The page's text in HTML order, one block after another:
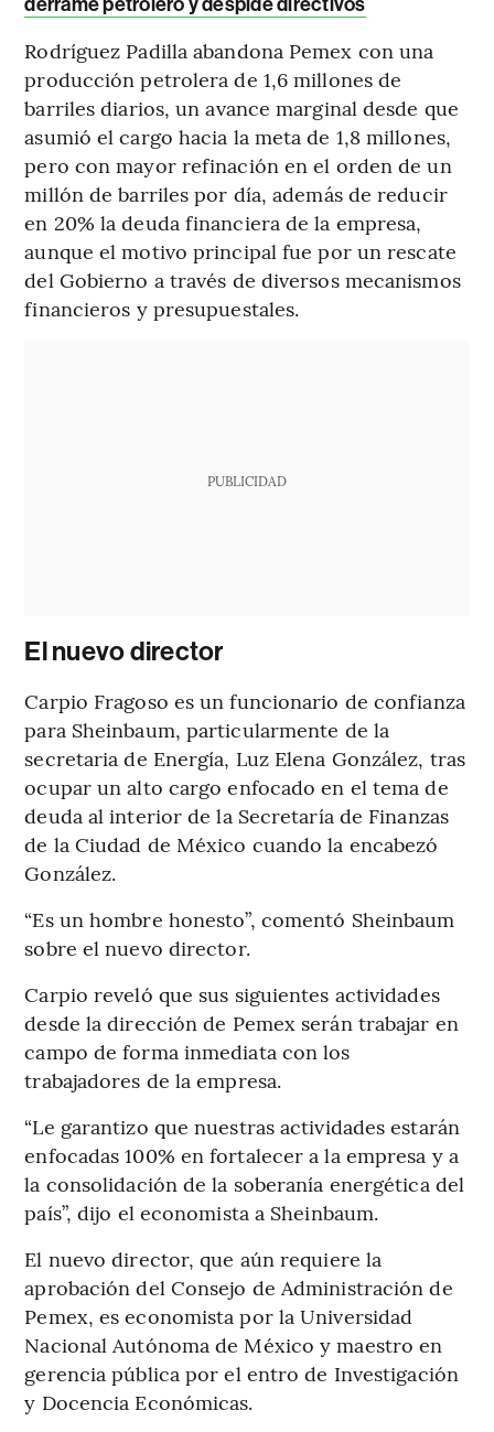
Rodríguez Padilla abandona Pemex con una
producción petrolera de 1,6 millones de
barriles diarios, un avance marginal desde que
asumió el cargo hacia la meta de 1,8 millones,
pero con mayor refinación en el orden de un
millón de barriles por día, además de reducir
en 20% la deuda financiera de la empresa,
aunque el motivo principal fue por un rescate
del Gobierno a través de diversos mecanismos
financieros y presupuestales.
PUBLICIDAD
El nuevo director
Carpio Fragoso es un funcionario de confianza
para Sheinbaum, particularmente de la
secretaria de Energía, Luz Elena González, tras
ocupar un alto cargo enfocado en el tema de
deuda al interior de la Secretaría de Finanzas
de la Ciudad de México cuando la encabezó
González.
“Es un hombre honesto”, comentó Sheinbaum
sobre el nuevo director.
Carpio reveló que sus siguientes actividades
desde la dirección de Pemex serán trabajar en
campo de forma inmediata con los
trabajadores de la empresa.
“Le garantizo que nuestras actividades estarán
enfocadas 100% en fortalecer a la empresa y a
la consolidación de la soberanía energética del
país”, dijo el economista a Sheinbaum.
El nuevo director, que aún requiere la
aprobación del Consejo de Administración de
Pemex, es economista por la Universidad
Nacional Autónoma de México y maestro en
gerencia pública por el entro de Investigación
y Docencia Económicas.